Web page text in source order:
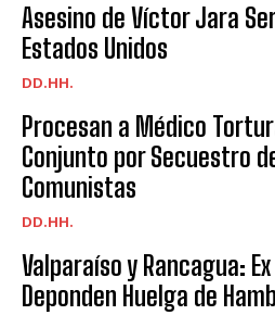
Asesino de Víctor Jara
Estados Unidos
DD.HH.
Procesan a Médico
Conjunto por Secuestro
Comunistas
DD.HH.
Valparaíso y Rancagua:
Deponden Huelga de